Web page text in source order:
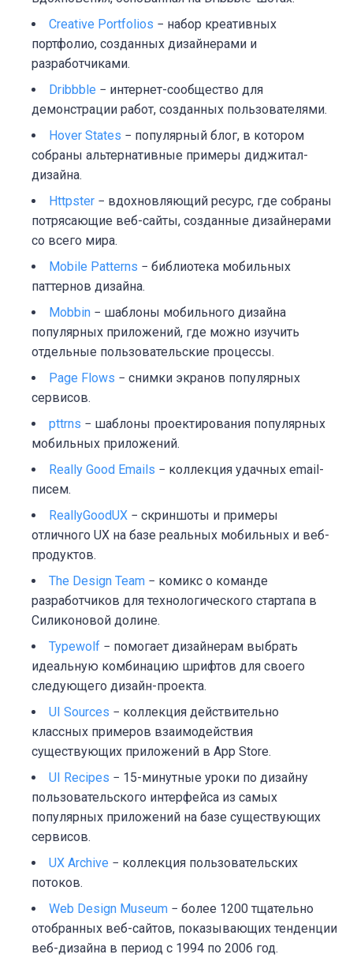
Creative Portfolios − набор креативных
портфолио, созданных дизайнерами и
разработчиками.
Dribbble − интернет-сообщество для
демонстрации работ, созданных пользователями.
Hover States − популярный блог, в котором
собраны альтернативные примеры диджитал-
дизайна.
Httpster − вдохновляющий ресурс, где собраны
потрясающие веб-сайты, созданные дизайнерами
со всего мира.
Mobile Patterns − библиотека мобильных
паттернов дизайна.
Mobbin − шаблоны мобильного дизайна
популярных приложений, где можно изучить
отдельные пользовательские процессы.
Page Flows − снимки экранов популярных
сервисов.
pttrns − шаблоны проектирования популярных
мобильных приложений.
Really Good Emails − коллекция удачных email-
писем.
ReallyGoodUX − скриншоты и примеры
отличного UX на базе реальных мобильных и веб-
продуктов.
The Design Team − комикс о команде
разработчиков для технологического стартапа в
Силиконовой долине.
Typewolf − помогает дизайнерам выбрать
идеальную комбинацию шрифтов для своего
следующего дизайн-проекта.
UI Sources − коллекция действительно
классных примеров взаимодействия
существующих приложений в App Store.
UI Recipes − 15-минутные уроки по дизайну
пользовательского интерфейса из самых
популярных приложений на базе существующих
сервисов.
UX Archive − коллекция пользовательских
потоков.
Web Design Museum − более 1200 тщательно
отобранных веб-сайтов, показывающих тенденции
веб-дизайна в период с 1994 по 2006 год.